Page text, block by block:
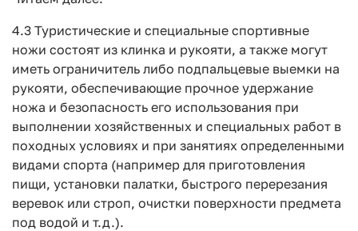
4.3 Туристические и специальные спортивные
ножи состоят из клинка и рукояти, а также могут
иметь ограничитель либо подпальцевые выемки на
рукояти, обеспечивающие прочное удержание
ножа и безопасность его использования при
выполнении хозяйственных и специальных работ в
походных условиях и при занятиях определенными
видами спорта (например для приготовления
пищи, установки палатки, быстрого перерезания
веревок или строп, очистки поверхности предмета
под водой и т.д.).